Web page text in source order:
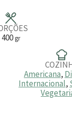
400gr
Americana,
Internacional,